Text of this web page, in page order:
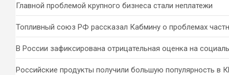
Главной проблемой крупного бизнеса стали неплатежи
Топливный союз РФ рассказал Кабмину о проблемах
В России зафиксирована отрицательная оценка на
Российские продукты получили большую популярность в